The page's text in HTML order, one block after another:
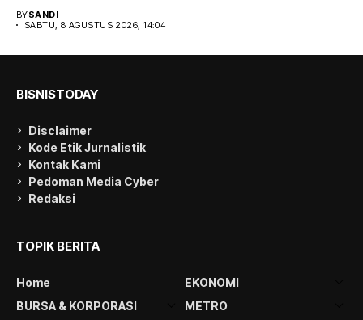
BYSANDI
SABTU, 8 AGUSTUS 2026, 14:04
BISNISTODAY
Disclaimer
Kode Etik Jurnalistik
Kontak Kami
Pedoman Media Cyber
Redaksi
TOPIK BERITA
Home
EKONOMI
BURSA & KORPORASI
METRO